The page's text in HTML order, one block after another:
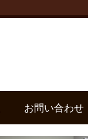
お問い合わせ